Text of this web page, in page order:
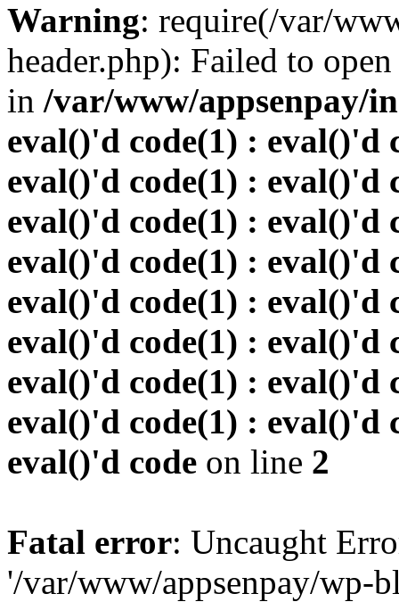
Warning: require(/var/
header.php): Failed to
in /var/www/appsenpay/
eval()'d code(1) : eval()'d
eval()'d code(1) : eval()'d
eval()'d code(1) : eval()'d
eval()'d code(1) : eval()'d
eval()'d code(1) : eval()'d
eval()'d code(1) : eval()'d
eval()'d code(1) : eval()'d
eval()'d code(1) : eval()'d
eval()'d code on line 2
Fatal error: Uncaught
'/var/www/appsenpay/wp-